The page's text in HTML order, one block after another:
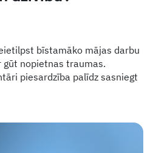
bīstamāko mājas darbu
nopietnas traumas.
piesardzība palīdz sasniegt